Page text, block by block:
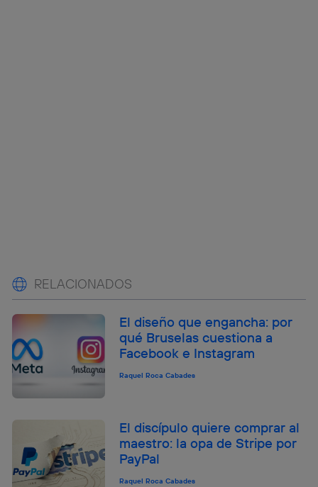
RELACIONADOS
El diseño que engancha: por
qué Bruselas cuestiona a
Facebook e Instagram
Raquel Roca Cabades
El discípulo quiere comprar al
maestro: la opa de Stripe por
PayPal
Raquel Roca Cabades